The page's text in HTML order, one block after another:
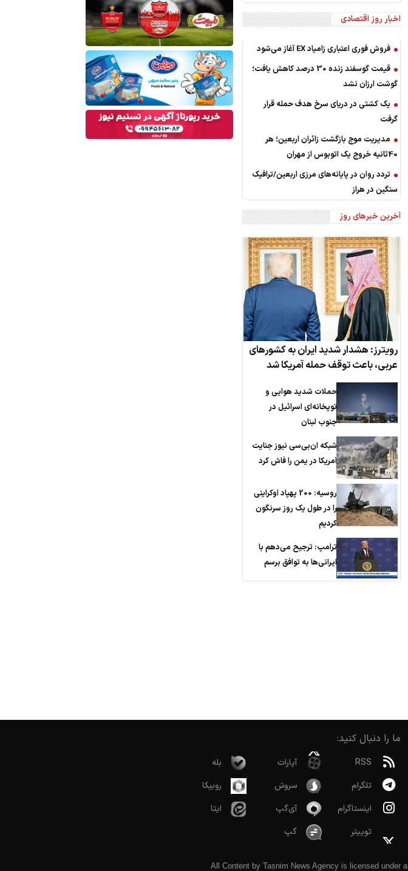
اخبار روز اقتصادی
فروش فوری اعتباری زامیاد EX آغاز می‌شود
قیمت گوسفند زنده 30 درصد کاهش یافت؛
گوشت ارزان نشد
یک کشتی در دریای سرخ هدف حمله قرار
گرفت
مدیریت موج بازگشت زائران اربعین؛ هر
40ثانیه خروج یک اتوبوس از مهران
تردد روان در پایانه‌های مرزی اربعین/ترافیک
سنگین در هراز
آخرین خبرهای روز
رویترز: هشدار شدید ایران به کشورهای
عربی، باعث توقف حمله آمریکا شد
حملات شدید هوایی و
توپخانه‌ای اسرائیل در
جنوب لبنان
شبکه ان‌بی‌سی نیوز جنایت
آمریکا در یمن را فاش کرد
روسیه: 200 پهپاد اوکراینی
را در طول یک روز سرنگون
کردیم
ترامپ: ترجیح می‌دهم با
ایرانی‌‌ها به توافق برسم
ما را دنبال کنید:
RSS
تلگرام
اینستاگرام
توییتر
آپارات
سروش
آی‌گپ
گپ
بله
روبیکا
ایتا
All Contentby Tasnim News Agencyis licensed under a